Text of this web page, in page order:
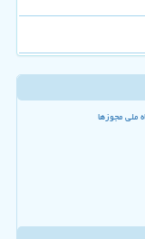
ملی مجوزها